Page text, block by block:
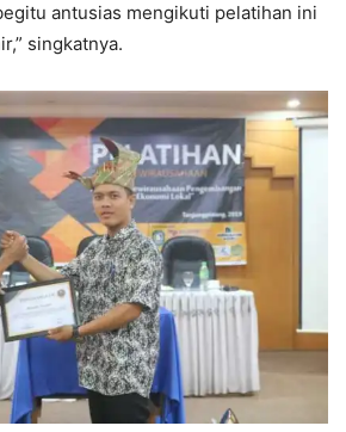
antusias mengikuti pelatihan ini
singkatnya.